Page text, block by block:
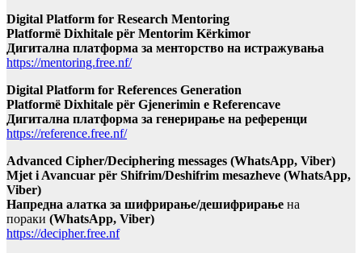
Digital Platform for Research Mentoring
Platformë Dixhitale për Mentorim Kërkimor
Дигитална платформа за менторство на истражувања
https://mentoring.free.nf/
Digital Platform for References Generation
Platformë Dixhitale për Gjenerimin e Referencave
Дигитална платформа за генерирање на референци
https://reference.free.nf/
Advanced Cipher/Deciphering messages (WhatsApp, Viber)
Mjet i Avancuar për Shifrim/Deshifrim mesazheve (WhatsApp,
Viber)
Напредна алатка за шифрирање/дешифрирање на
пораки (WhatsApp, Viber)
https://decipher.free.nf